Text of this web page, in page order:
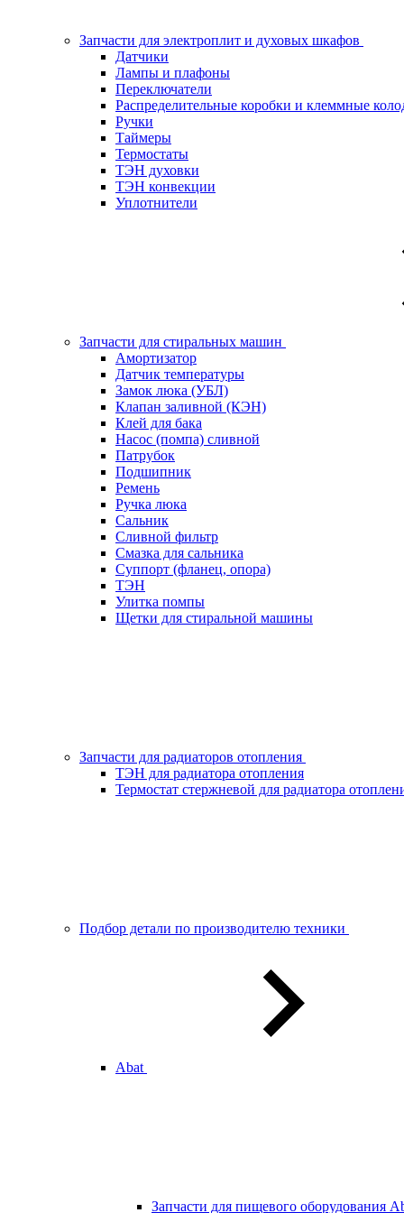
Запчасти для электроплит и духовых шкафов
Датчики
Лампы и плафоны
Переключатели
Распределительные коробки и клеммные
Ручки
Таймеры
Термостаты
ТЭН духовки
ТЭН конвекции
Уплотнители
Запчасти для стиральных машин
Амортизатор
Датчик температуры
Замок люка (УБЛ)
Клапан заливной (КЭН)
Клей для бака
Насос (помпа) сливной
Патрубок
Подшипник
Ремень
Ручка люка
Сальник
Сливной фильтр
Смазка для сальника
Суппорт (фланец, опора)
ТЭН
Улитка помпы
Щетки для стиральной машины
Запчасти для радиаторов отопления
ТЭН для радиатора отопления
Термостат стержневой для радиатора
Подбор детали по производителю техники
Abat
Запчасти для пищевого оборудования